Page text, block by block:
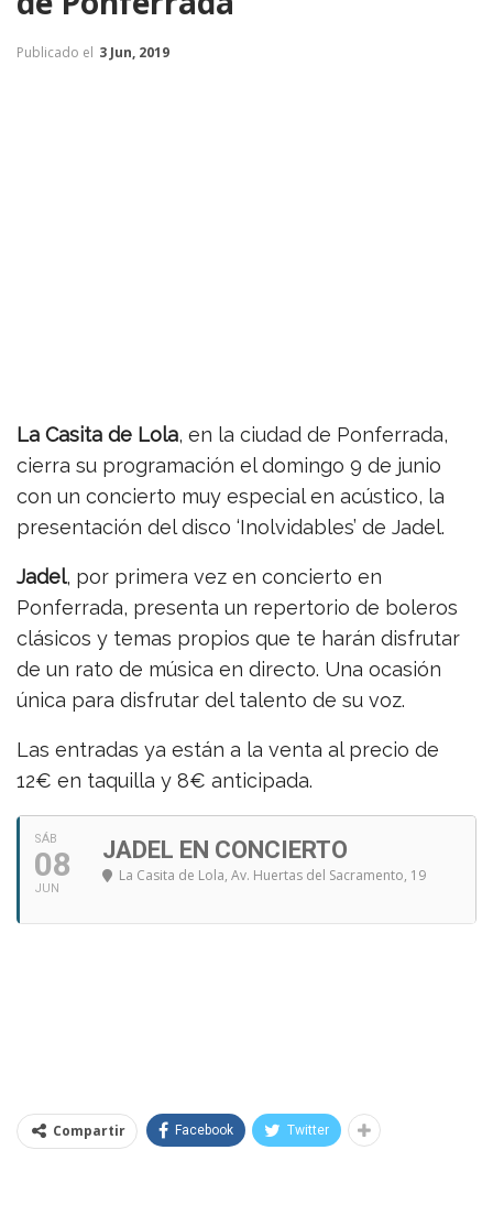
Publicado el 3 Jun, 2019
La Casita de Lola, en la ciudad de Ponferrada,
cierra su programación el domingo 9 de junio
con un concierto muy especial en acústico, la
presentación del disco ‘Inolvidables’ de Jadel.
Jadel, por primera vez en concierto en
Ponferrada, presenta un repertorio de boleros
clásicos y temas propios que te harán disfrutar
de un rato de música en directo. Una ocasión
única para disfrutar del talento de su voz.
Las entradas ya están a la venta al precio de
12€ en taquilla y 8€ anticipada.
SÁB
08
JUN
JADEL EN CONCIERTO
La Casita de Lola, Av. Huertas del Sacramento, 19
Compartir Facebook Twitter